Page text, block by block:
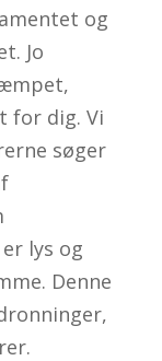
og
Jo
for dig. Vi
søger
lys og
Denne